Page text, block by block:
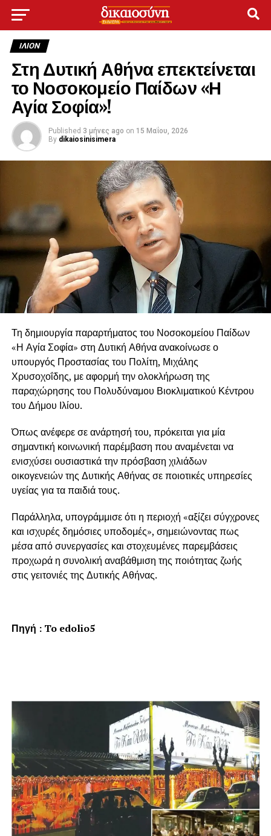
ΙΛΙΟΝ
Στη Δυτική Αθήνα επεκτείνεται
το Νοσοκομείο Παίδων «Η
Αγία Σοφία»!
Published 3 μήνες ago on 15 Μαΐου, 2026
By dikaiosinisimera
Τη δημιουργία παραρτήματος του Νοσοκομείου Παίδων
«Η Αγία Σοφία» στη Δυτική Αθήνα ανακοίνωσε ο
υπουργός Προστασίας του Πολίτη, Μιχάλης
Χρυσοχοΐδης, με αφορμή την ολοκλήρωση της
παραχώρησης του Πολυδύναμου Βιοκλιματικού Κέντρου
του Δήμου Ιλίου.
Όπως ανέφερε σε ανάρτησή του, πρόκειται για μία
σημαντική κοινωνική παρέμβαση που αναμένεται να
ενισχύσει ουσιαστικά την πρόσβαση χιλιάδων
οικογενειών της Δυτικής Αθήνας σε ποιοτικές υπηρεσίες
υγείας για τα παιδιά τους.
Παράλληλα, υπογράμμισε ότι η περιοχή «αξίζει σύγχρονες
και ισχυρές δημόσιες υποδομές», σημειώνοντας πως
μέσα από συνεργασίες και στοχευμένες παρεμβάσεις
προχωρά η συνολική αναβάθμιση της ποιότητας ζωής
στις γειτονιές της Δυτικής Αθήνας.
Πηγή : To edolio5